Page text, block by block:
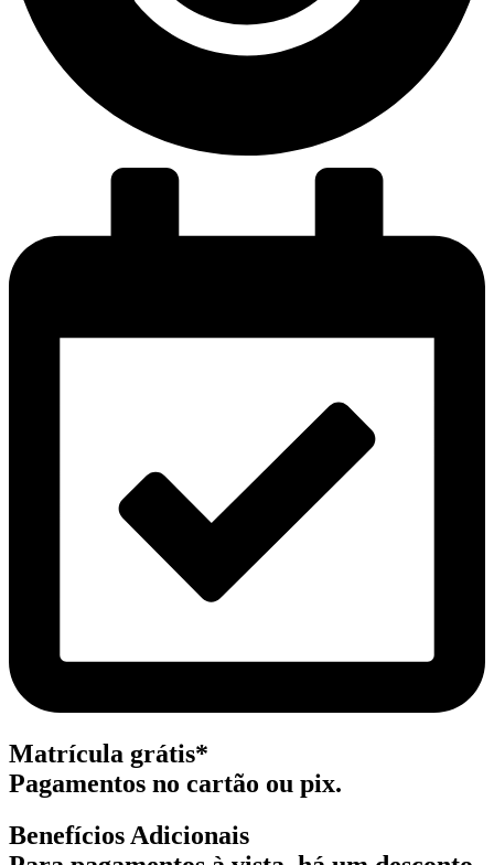
Matrícula grátis*
Pagamentos no cartão ou pix.
Benefícios Adicionais